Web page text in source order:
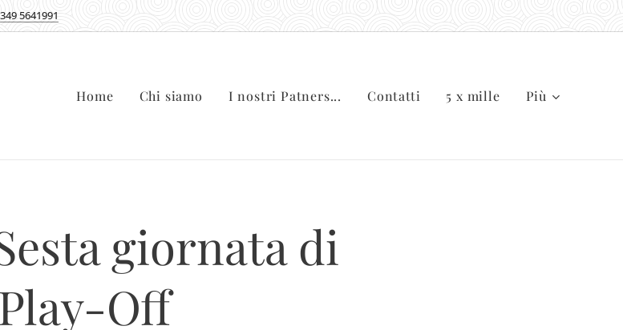
349 5641991
Home Chi siamo I nostri Patners... Contatti 5 x mille Più
giornata di
Play-Off